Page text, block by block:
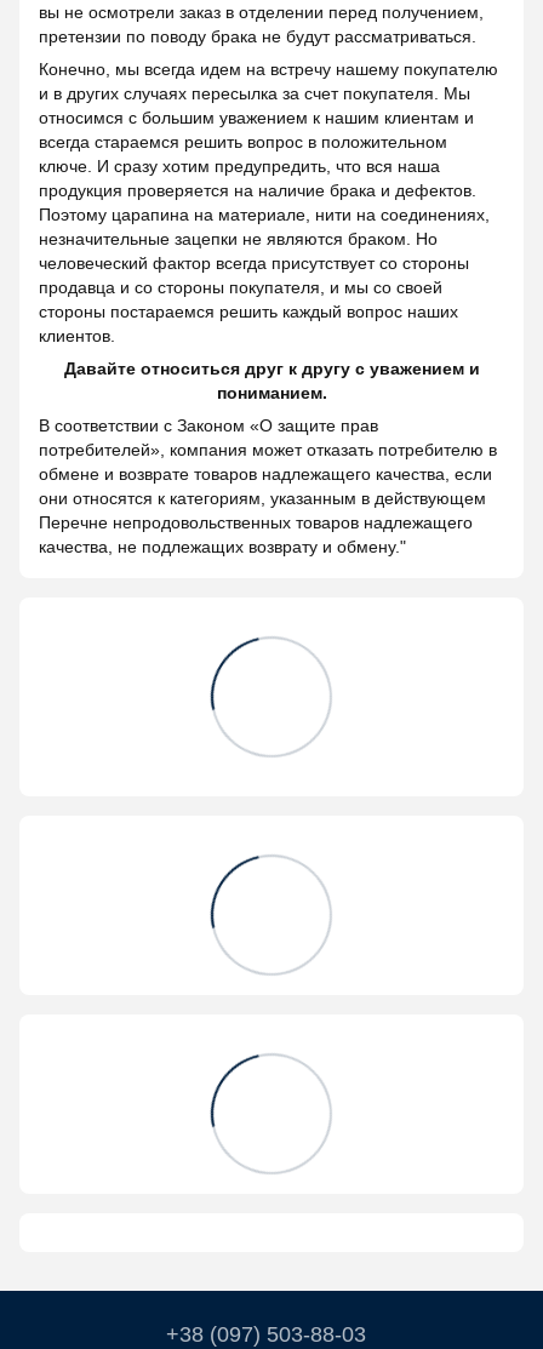
вы не осмотрели заказ в отделении перед получением,
претензии по поводу брака не будут рассматриваться.
Конечно, мы всегда идем на встречу нашему покупателю
и в других случаях пересылка за счет покупателя. Мы
относимся с большим уважением к нашим клиентам и
всегда стараемся решить вопрос в положительном
ключе. И сразу хотим предупредить, что вся наша
продукция проверяется на наличие брака и дефектов.
Поэтому царапина на материале, нити на соединениях,
незначительные зацепки не являются браком. Но
человеческий фактор всегда присутствует со стороны
продавца и со стороны покупателя, и мы со своей
стороны постараемся решить каждый вопрос наших
клиентов.
Давайте относиться друг к другу с уважением и
пониманием.
В соответствии с Законом «О защите прав
потребителей», компания может отказать потребителю в
обмене и возврате товаров надлежащего качества, если
они относятся к категориям, указанным в действующем
Перечне непродовольственных товаров надлежащего
качества, не подлежащих возврату и обмену."
+38 (097) 503-88-03